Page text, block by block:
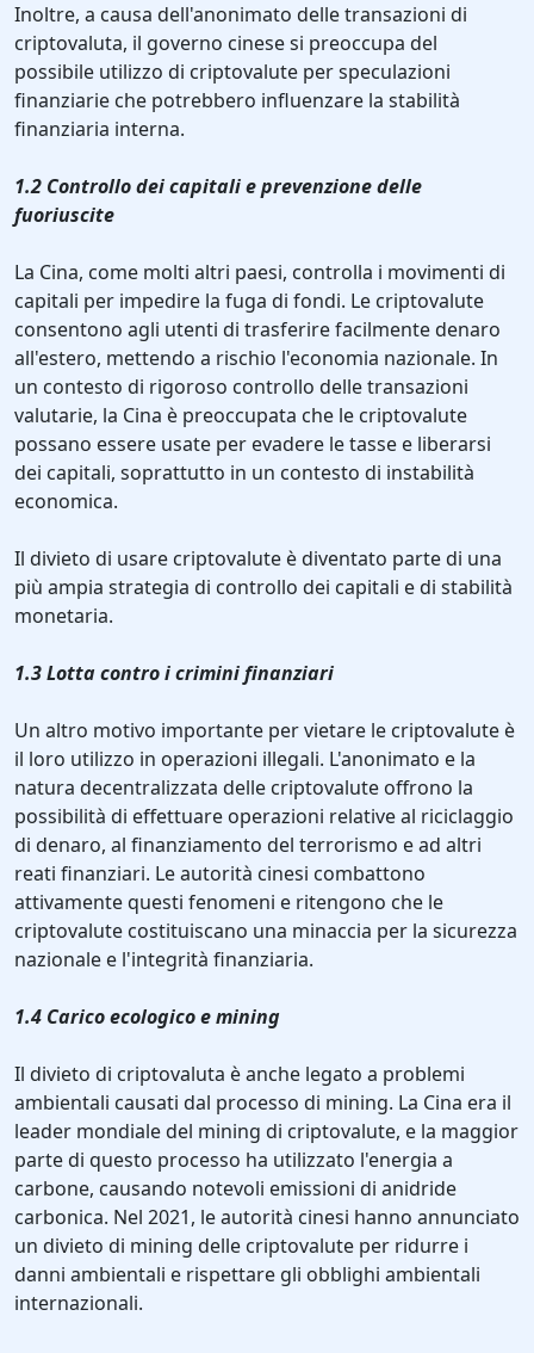
Inoltre, a causa dell'anonimato delle transazioni di
criptovaluta, il governo cinese si preoccupa del
possibile utilizzo di criptovalute per speculazioni
finanziarie che potrebbero influenzare la stabilità
finanziaria interna.
1.2 Controllo dei capitali e prevenzione delle
fuoriuscite
La Cina, come molti altri paesi, controlla i movimenti di
capitali per impedire la fuga di fondi. Le criptovalute
consentono agli utenti di trasferire facilmente denaro
all'estero, mettendo a rischio l'economia nazionale. In
un contesto di rigoroso controllo delle transazioni
valutarie, la Cina è preoccupata che le criptovalute
possano essere usate per evadere le tasse e liberarsi
dei capitali, soprattutto in un contesto di instabilità
economica.
Il divieto di usare criptovalute è diventato parte di una
più ampia strategia di controllo dei capitali e di stabilità
monetaria.
1.3 Lotta contro i crimini finanziari
Un altro motivo importante per vietare le criptovalute è
il loro utilizzo in operazioni illegali. L'anonimato e la
natura decentralizzata delle criptovalute offrono la
possibilità di effettuare operazioni relative al riciclaggio
di denaro, al finanziamento del terrorismo e ad altri
reati finanziari. Le autorità cinesi combattono
attivamente questi fenomeni e ritengono che le
criptovalute costituiscano una minaccia per la sicurezza
nazionale e l'integrità finanziaria.
1.4 Carico ecologico e mining
Il divieto di criptovaluta è anche legato a problemi
ambientali causati dal processo di mining. La Cina era il
leader mondiale del mining di criptovalute, e la maggior
parte di questo processo ha utilizzato l'energia a
carbone, causando notevoli emissioni di anidride
carbonica. Nel 2021, le autorità cinesi hanno annunciato
un divieto di mining delle criptovalute per ridurre i
danni ambientali e rispettare gli obblighi ambientali
internazionali.